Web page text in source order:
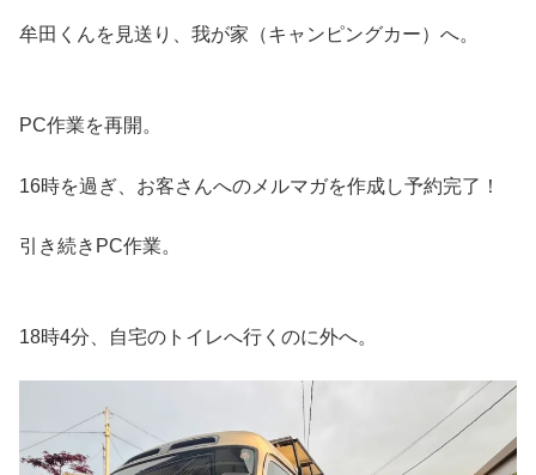
牟田くんを見送り、我が家（キャンピングカー）へ。
PC作業を再開。
16時を過ぎ、お客さんへのメルマガを作成し予約完了！
引き続きPC作業。
18時4分、自宅のトイレへ行くのに外へ。